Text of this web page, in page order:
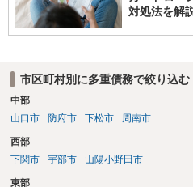
対処法を解
市区町村別に多重債務で絞り込む
中部
山口市
防府市 下松市 周南市
西部
下関市
宇部市 山陽小野田市
東部